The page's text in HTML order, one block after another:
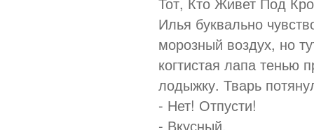
Илья буквально
морозный воздух, но
когтистая лапа тенью
лодыжку. Тварь
- Нет! Отпусти!
- Вкусный.